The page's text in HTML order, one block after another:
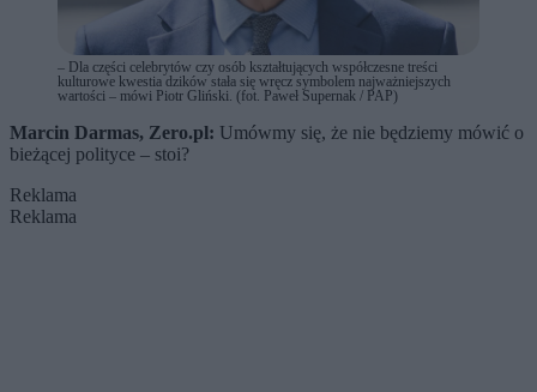
– Dla części celebrytów czy osób kształtujących współczesne treści
kulturowe kwestia dzików stała się wręcz symbolem najważniejszych
wartości – mówi Piotr Gliński. (fot. Paweł Supernak / PAP)
Marcin Darmas, Zero.pl: Umówmy się, że nie będziemy mówić o
bieżącej polityce – stoi?
Reklama
Reklama